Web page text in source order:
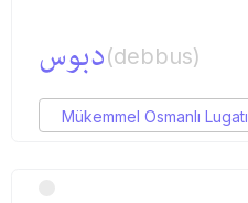
دبوس(debbus)
Mükemmel Osmanlı Lugatı